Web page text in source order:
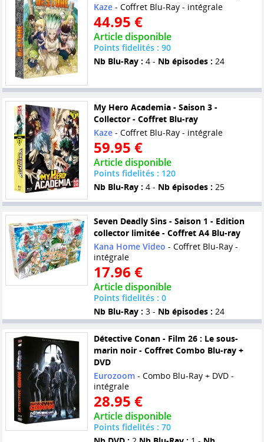
Kaze- Coffret Blu-Ray - intégrale
44.95 €
Article disponible
Points fidelités : 90
Nb Blu-Ray : 4 - Nb épisodes : 24
My Hero Academia - Saison 3 -
Collector - Coffret Blu-ray
Kaze- Coffret Blu-Ray - intégrale
59.95 €
Article disponible
Points fidelités : 120
Nb Blu-Ray : 4 - Nb épisodes : 25
Seven Deadly Sins - Saison 1 - Edition
collector limitée - Coffret A4 Blu-ray
Kana Home Video - Coffret Blu-Ray -
intégrale
17.96 €
Article disponible
Points fidelités : 0
Nb Blu-Ray : 3 - Nb épisodes : 24
Détective Conan - Film 26 : Le sous-
marin noir - Coffret Combo Blu-ray +
DVD
Eurozoom- Combo Blu-Ray + DVD -
intégrale
28.95 €
Article disponible
Points fidelités : 70